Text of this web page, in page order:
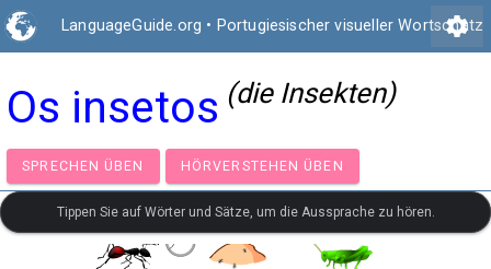
LanguageGuide.org • Portugiesischer visueller Wortschatz
settings
Os insetos (die Insekten)
SPRECHEN ÜBEN HÖRVERSTEHEN ÜBEN
Tippen Sie auf Wörter und Sätze, um die Aussprache zu hören.